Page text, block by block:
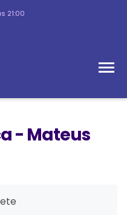
21:00
- Mateus